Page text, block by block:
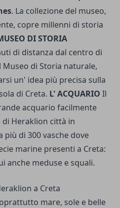
. La collezione del museo,
copre millenni di storia
DI STORIA
di distanza dal centro di
di Storia naturale,
un' idea più precisa sulla
di Creta. L' ACQUARIO Il
acquario facilmente
Heraklion città in
più di 300 vasche dove
marine presenti a Creta:
anche meduse e squali.
a Creta
mare, sole e belle